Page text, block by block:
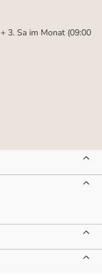
3. Sa im Monat (09:00